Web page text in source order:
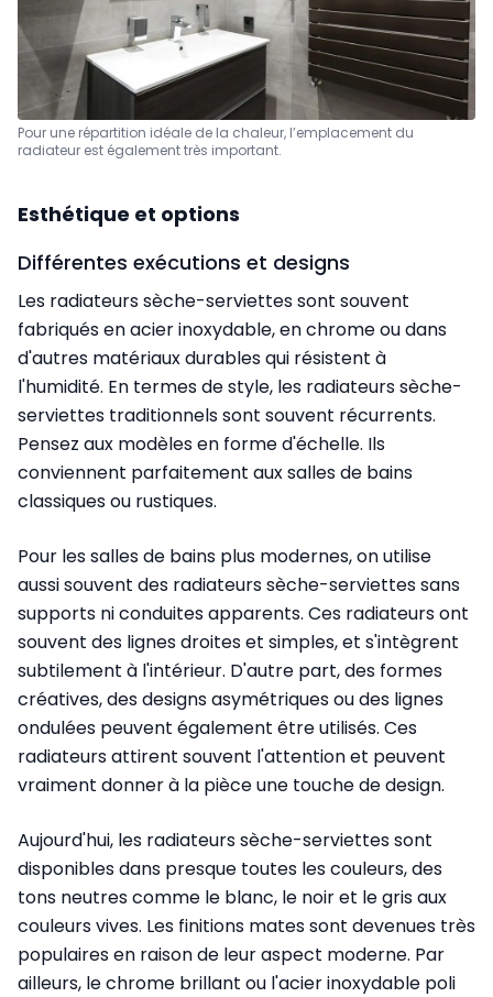
Pour une répartition idéale de la chaleur, l’emplacement du
radiateur est également très important.
Esthétique et options
Différentes exécutions et designs
Les radiateurs sèche-serviettes sont souvent
fabriqués en acier inoxydable, en chrome ou dans
d'autres matériaux durables qui résistent à
l'humidité. En termes de style, les radiateurs sèche-
serviettes traditionnels sont souvent récurrents.
Pensez aux modèles en forme d'échelle. Ils
conviennent parfaitement aux salles de bains
classiques ou rustiques.
Pour les salles de bains plus modernes, on utilise
aussi souvent des radiateurs sèche-serviettes sans
supports ni conduites apparents. Ces radiateurs ont
souvent des lignes droites et simples, et s'intègrent
subtilement à l'intérieur. D'autre part, des formes
créatives, des designs asymétriques ou des lignes
ondulées peuvent également être utilisés. Ces
radiateurs attirent souvent l'attention et peuvent
vraiment donner à la pièce une touche de design.
Aujourd'hui, les radiateurs sèche-serviettes sont
disponibles dans presque toutes les couleurs, des
tons neutres comme le blanc, le noir et le gris aux
couleurs vives. Les finitions mates sont devenues très
populaires en raison de leur aspect moderne. Par
ailleurs, lechrome brillant ou l'acier inoxydable poli